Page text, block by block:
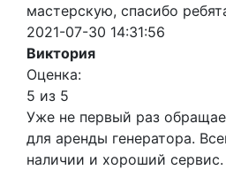
мастерскую, спасибо
2021-07-30 14:31:56
Виктория
Оценка:
5 из 5
Уже не первый раз
для аренды генератора.
наличии и хороший сервис.